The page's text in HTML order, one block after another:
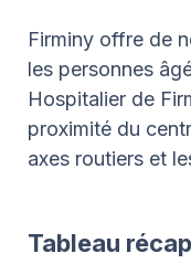
Firminy offre de
les personnes
Hospitalier de
proximité du
axes routiers et
Tableau